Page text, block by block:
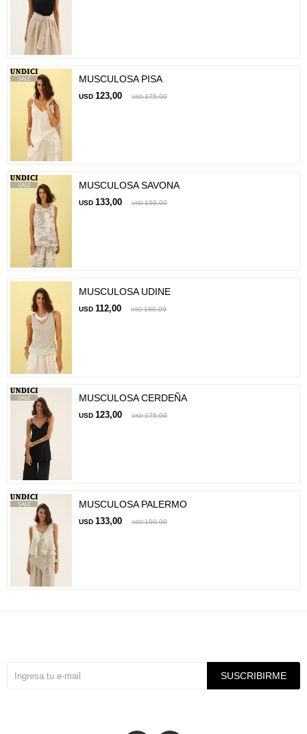
MUSCULOSA PISA
USD 123,00 USD 175,00
MUSCULOSA SAVONA
USD 133,00 USD 190,00
MUSCULOSA UDINE
USD 112,00 USD 160,00
MUSCULOSA CERDEÑA
USD 123,00 USD 175,00
MUSCULOSA PALERMO
USD 133,00 USD 190,00
SUSCRIBIRME